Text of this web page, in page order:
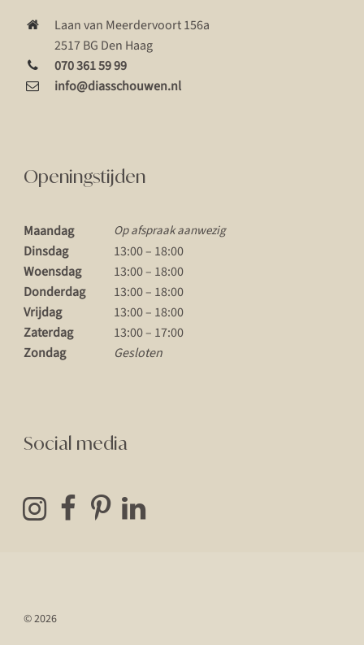
Laan van Meerdervoort 156a
2517 BG Den Haag
070 361 59 99
info@diasschouwen.nl
Openingstijden
Maandag Op afspraak aanwezig
Dinsdag
13:00 – 18:00
Woensdag
13:00 – 18:00
Donderdag
13:00 – 18:00
Vrijdag
13:00 – 18:00
Zaterdag
13:00 – 17:00
Zondag
Gesloten
Social media
© 2026